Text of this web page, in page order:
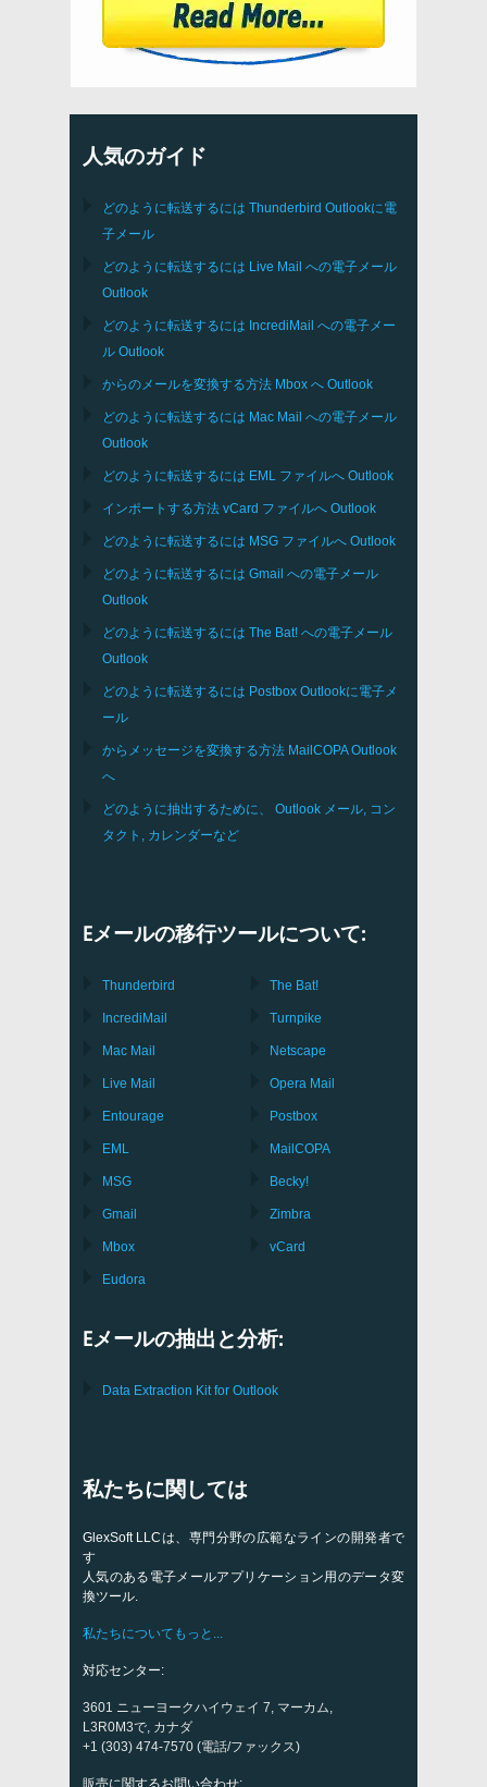
人気のガイド
どのように転送するには Thunderbird Outlookに電
子メール
どのように転送するには Live Mail への電子メール
Outlook
どのように転送するには IncrediMail への電子メー
ル Outlook
からのメールを変換する方法 Mbox へ Outlook
どのように転送するには Mac Mail への電子メール
Outlook
どのように転送するには EML ファイルへ Outlook
インポートする方法 vCard ファイルへ Outlook
どのように転送するには MSG ファイルへ Outlook
どのように転送するには Gmail への電子メール
Outlook
どのように転送するには The Bat! への電子メール
Outlook
どのように転送するには Postbox Outlookに電子メ
ール
からメッセージを変換する方法 MailCOPAOutlook
へ
どのように抽出するために、 Outlook メール, コン
タクト, カレンダーなど
Eメールの移行ツールについて:
Thunderbird
IncrediMail
Mac Mail
Live Mail
Entourage
EML
MSG
Gmail
Mbox
Eudora
The Bat!
Turnpike
Netscape
Opera Mail
Postbox
MailCOPA
Becky!
Zimbra
vCard
Eメールの抽出と分析:
Data Extraction Kit for Outlook
私たちに関しては
GlexSoft LLCは、専門分野の広範なラインの開発者で
す
人気のある電子メールアプリケーション用のデータ変
換ツール.
私たちについてもっと...
対応センター:
3601 ニューヨークハイウェイ 7, マーカム,
L3R0M3で, カナダ
+1 (303) 474-7570 (電話/ファックス)